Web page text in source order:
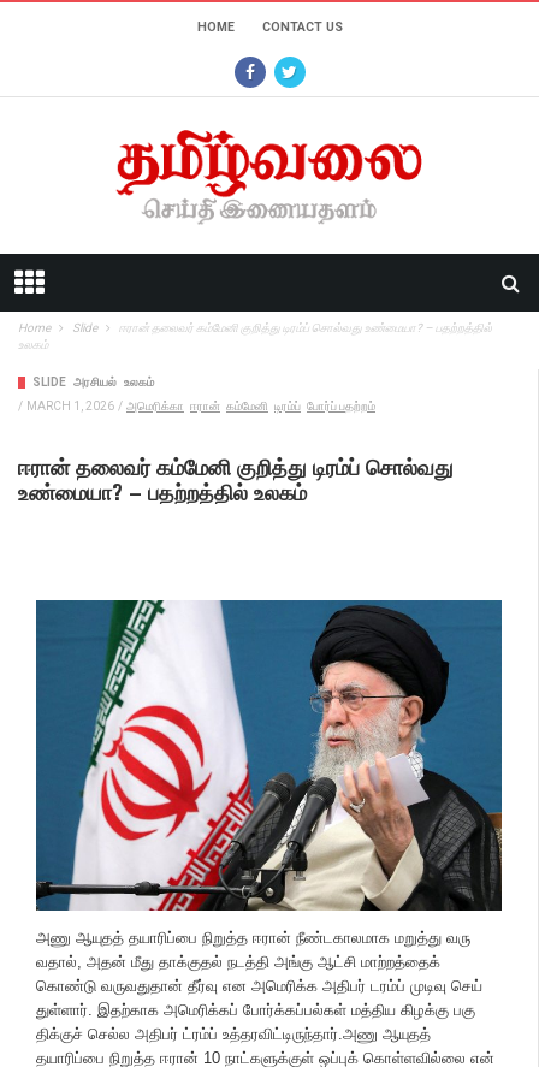
HOME CONTACT US
Home Slide
ஈரான் தலைவர் கம்மேனி குறித்து டிரம்ப் சொல்வது உண்மையா? – பதற்றத்தில்
உலகம்
SLIDE அரசியல் உலகம்
/ MARCH 1, 2026 / அமெரிக்கா ஈரான் கம்மேனி டிரம்ப் போர்ப் பதற்றம்
ஈரான் தலைவர் கம்மேனி குறித்து டிரம்ப் சொல்வது
உண்மையா? – பதற்றத்தில் உலகம்
அணு ஆயுதத் தயாரிப்பை நிறுத்த ஈரான் நீண்​ட​கால​மாக மறுத்து வரு​
வதால், அதன் மீது தாக்​குதல் நடத்தி அங்கு ஆட்சி மாற்​றத்தைக்
கொண்டு வரு​வது​தான் தீர்வு என அமெரிக்க அதிபர் டரம்ப் முடிவு செய்​
துள்​ளார். இதற்​காக அமெரிக்கப் போர்க்​கப்​பல்​கள் மத்​திய கிழக்கு பகு​
திக்குச் செல்ல அதிபர் ட்ரம்ப் உத்​தர​விட்​டிருந்​தார்.அணு ஆயுதத்
தயாரிப்பை நிறுத்த ஈரான் 10 நாட்​களுக்​குள் ஒப்​புக் கொள்​ள​வில்லை என்​